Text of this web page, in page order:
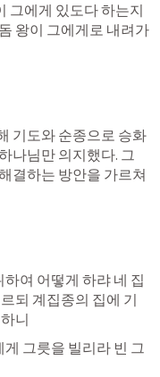
그에게 있도다 하는지
왕이 그에게로 내려가
기도와 순종으로 승화
나님만 의지했다. 그
결하는 방안을 가르쳐
여 어떻게 하랴 네 집
되 계집종의 집에 기
니
그릇을 빌리라 빈 그